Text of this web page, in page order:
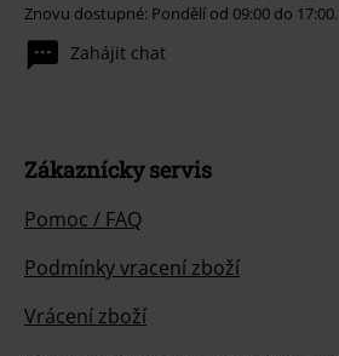
Znovu dostupné: Pondělí od 09:00 do 17:00.
Zahájit chat
Zákaznícky servis
Pomoc / FAQ
Podmínky vracení zboží
Vrácení zboží